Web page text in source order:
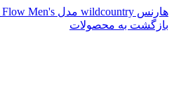
هارنس wildcountry مدل Flow Men's
بازگشت به محصولات